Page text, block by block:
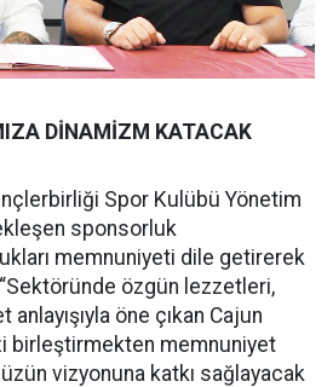
DİNAMİZM KATACAK
Spor Kulübü Yönetim
sponsorluk
memnuniyeti dile getirerek
özgün lezzetleri,
öne çıkan Cajun
birleştirmekten memnuniyet
vizyonuna katkı sağlayacak